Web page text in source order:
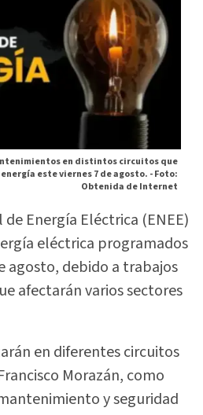
en distintos circuitos que
este viernes 7 de agosto. -Foto:
Obtenida de Internet
Energía Eléctrica (ENEE)
eléctrica programados
agosto, debido a trabajos
afectarán varios sectores
en diferentes circuitos
Morazán, como
y seguridad